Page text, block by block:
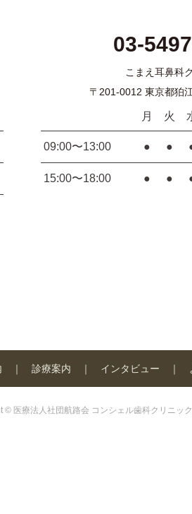
03-
こまえ耳鼻科
〒201-0012 東京都狛
月 火
09:00〜13:00 ● ●
15:00〜18:00 ● ●
診療案内 インタビュー
© 医療法人社団航路会 コンシェル歯科クリニッ